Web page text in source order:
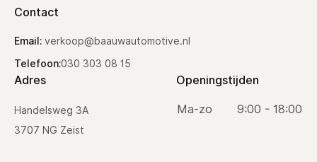
Contact
Email: verkoop@baauwautomotive.nl
Telefoon:030 303 08 15
Adres
Handelsweg 3A
3707 NG Zeist
Openingstijden
Ma-zo 9:00 - 18:00